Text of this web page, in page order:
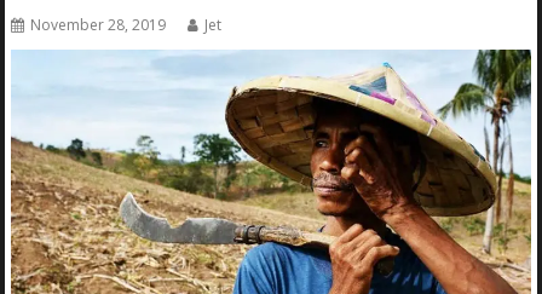
November 28, 2019 Jet